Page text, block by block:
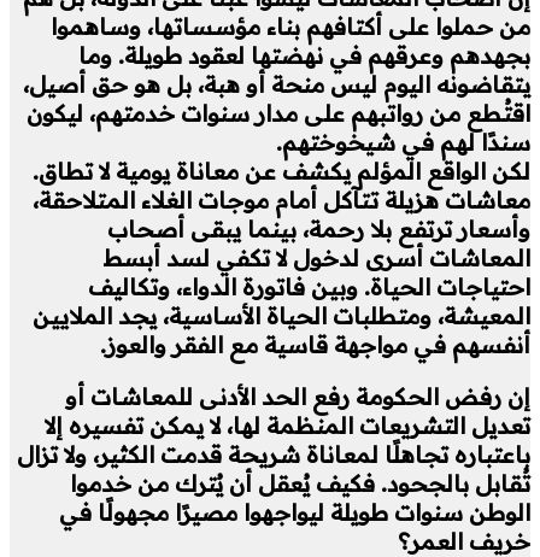
من حملوا على أكتافهم بناء مؤسساتها، وساهموا
بجهدهم وعرقهم في نهضتها لعقود طويلة. وما
يتقاضونه اليوم ليس منحة أو هبة، بل هو حق أصيل،
اقتُطع من رواتبهم على مدار سنوات خدمتهم، ليكون
سندًا لهم في شيخوختهم.
لكن الواقع المؤلم يكشف عن معاناة يومية لا تطاق.
معاشات هزيلة تتآكل أمام موجات الغلاء المتلاحقة،
وأسعار ترتفع بلا رحمة، بينما يبقى أصحاب
المعاشات أسرى لدخول لا تكفي لسد أبسط
احتياجات الحياة. وبين فاتورة الدواء، وتكاليف
المعيشة، ومتطلبات الحياة الأساسية، يجد الملايين
أنفسهم في مواجهة قاسية مع الفقر والعوز.
إن رفض الحكومة رفع الحد الأدنى للمعاشات أو
تعديل التشريعات المنظمة لها، لا يمكن تفسيره إلا
باعتباره تجاهلًا لمعاناة شريحة قدمت الكثير، ولا تزال
تُقابل بالجحود. فكيف يُعقل أن يُترك من خدموا
الوطن سنوات طويلة ليواجهوا مصيرًا مجهولًا في
خريف العمر؟